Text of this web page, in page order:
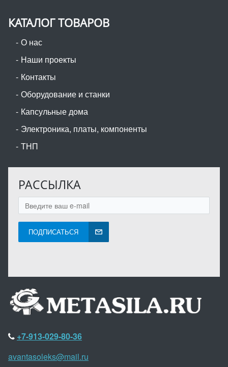
КАТАЛОГ ТОВАРОВ
О нас
Наши проекты
Контакты
Оборудование и станки
Капсульные дома
Электроника, платы, компоненты
ТНП
РАССЫЛКА
ПОДПИСАТЬСЯ
+7-913-029-80-36
avantasoleks@mail.ru